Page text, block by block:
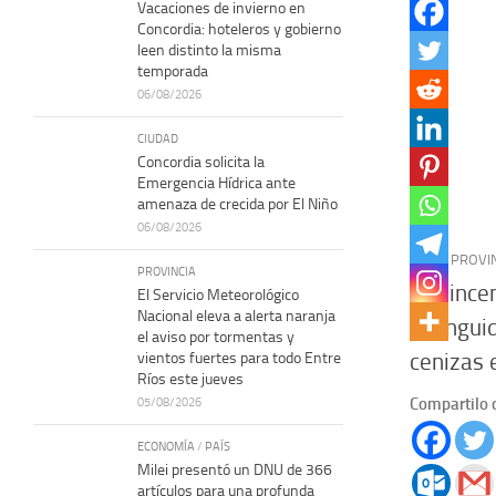
PAÍS/
Los
cenizas
Compartilo
Vacaciones de invierno en
Concordia: hoteleros y gobierno
leen distinto la misma
temporada
06/08/2026
CIUDAD
Concordia solicita la
Emergencia Hídrica ante
amenaza de crecida por El Niño
06/08/2026
PROVINCIA
El Servicio Meteorológico
Nacional eleva a alerta naranja
el aviso por tormentas y
vientos fuertes para todo Entre
Ríos este jueves
05/08/2026
ECONOMÍA / PAÍS
Milei presentó un DNU de 366
artículos para una profunda